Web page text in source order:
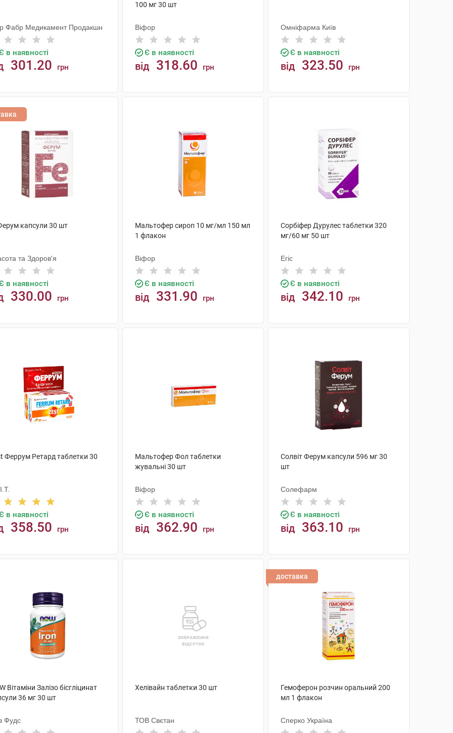
Фабр Медикамент Продакшн
в наявності
301.20 грн
100 мг 30 шт
Віфор
Є в наявності
від 318.60 грн
Омніфарма Київ
Є в наявності
від 323.50 грн
капсули 30 шт
та Здоров'я
в наявності
330.00 грн
Мальтофер сироп 10 мг/мл 150 мл
1 флакон
Віфор
Є в наявності
від 331.90 грн
Сорбіфер Дурулес таблетки 320
мг/60 мг 50 шт
Егіс
Є в наявності
від 342.10 грн
Феррум Ретард таблетки 30
в наявності
358.50 грн
Мальтофер Фол таблетки
жувальні 30 шт
Віфор
Є в наявності
від 362.90 грн
Солвіт Ферум капсули 596 мг 30
шт
Солефарм
Є в наявності
від 363.10 грн
Вітаміни Залізо бісгліцинат
36 мг 30 шт
Фудс
Хелівайн таблетки 30 шт
ТОВ Свєтан
доставка
Гемоферон розчин оральний 200
мл 1 флакон
Сперко Україна